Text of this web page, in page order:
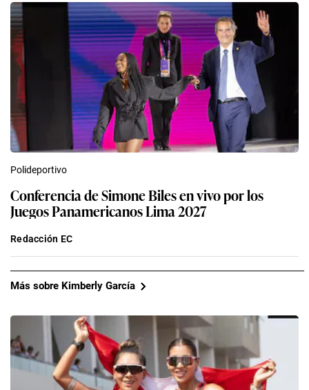
Polideportivo
Conferencia de Simone Biles en vivo por los
Juegos Panamericanos Lima 2027
Redacción EC
Más sobre Kimberly García